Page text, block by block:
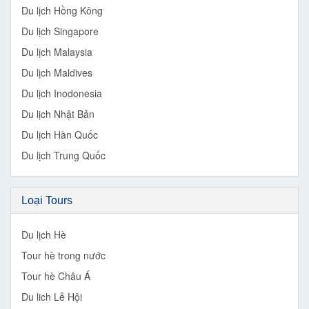
Du lịch Hồng Kông
Du lịch Singapore
Du lịch Malaysia
Du lịch Maldives
Du lịch Inodonesia
Du lịch Nhật Bản
Du lịch Hàn Quốc
Du lịch Trung Quốc
Loại Tours
Du lịch Hè
Tour hè trong nước
Tour hè Châu Á
Du lich Lễ Hội